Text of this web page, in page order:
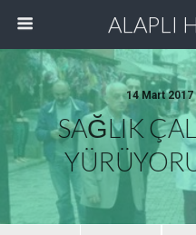
ALAPLI
14 Mart
SAĞLIK